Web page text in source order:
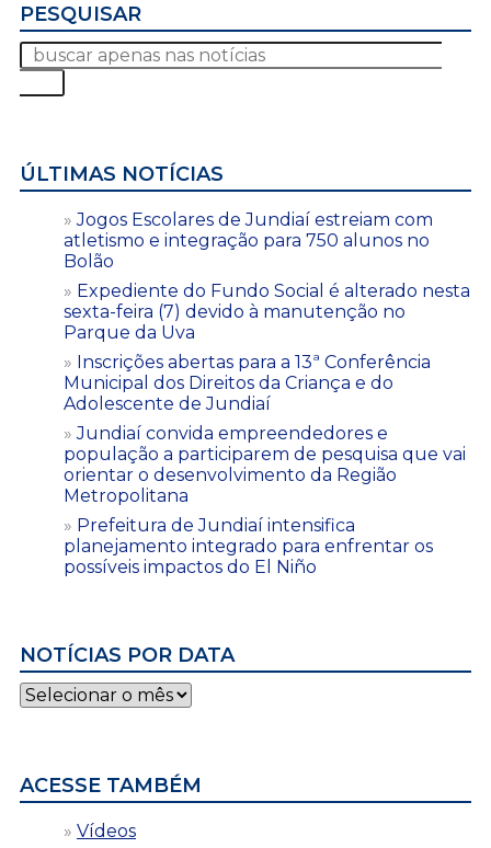
PESQUISAR
ÚLTIMAS NOTÍCIAS
Jogos Escolares de Jundiaí estreiam com
atletismo e integração para 750 alunos no
Bolão
Expediente do Fundo Social é alterado nesta
sexta-feira (7) devido à manutenção no
Parque da Uva
Inscrições abertas para a 13ª Conferência
Municipal dos Direitos da Criança e do
Adolescente de Jundiaí
Jundiaí convida empreendedores e
população a participarem de pesquisa que vai
orientar o desenvolvimento da Região
Metropolitana
Prefeitura de Jundiaí intensifica
planejamento integrado para enfrentar os
possíveis impactos do El Niño
NOTÍCIAS POR DATA
Notícias
por
ACESSE TAMBÉM
Vídeos